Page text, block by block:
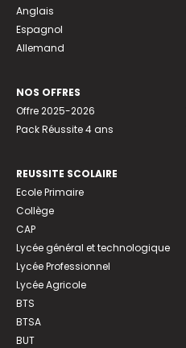
Anglais
Espagnol
Allemand
NOS OFFRES
Offre 2025-2026
Pack Réussite 4 ans
REUSSITE SCOLAIRE
Ecole Primaire
Collège
CAP
Lycée général et technologique
Lycée Professionnel
Lycée Agricole
BTS
BTSA
BUT